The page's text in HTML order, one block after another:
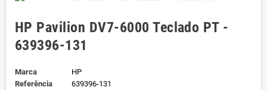
HP Pavilion DV7-6000 Teclado PT -
639396-131
Marca
HP
Referência
639396-131